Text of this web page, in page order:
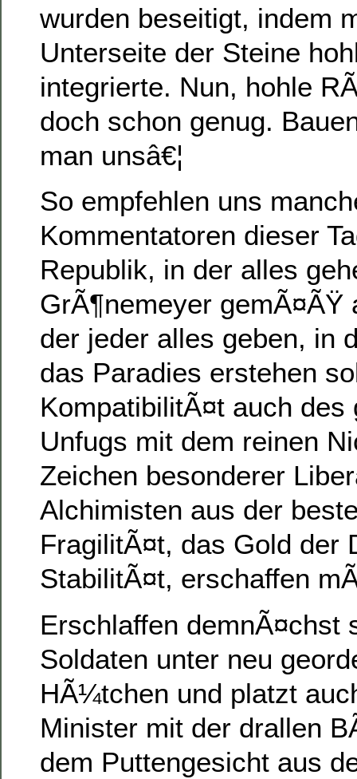
wurden beseitigt, indem
Unterseite der Steine
integrierte. Nun, hohle
doch schon genug.
man unsâ€¦
So empfehlen uns
Kommentatoren dieser
Republik, in der alles
GrÃ¶nemeyer gemÃ¤ÃŸ
der jeder alles geben, in
das Paradies erstehen
KompatibilitÃ¤t auch des
Unfugs mit dem reinen
Zeichen besonderer
Alchimisten aus der
FragilitÃ¤t, das Gold der
StabilitÃ¤t, erschaffen
Erschlaffen demnÃ¤chst
Soldaten unter neu
HÃ¼tchen und platzt
Minister mit der drallen
dem Puttengesicht aus